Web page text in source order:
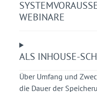
Sicherer
und im Kreisverkehr
Einschleusen
Der neue
Ihr Nutzen
WEBINARE
ALS INHOUSE-
Über Umfang und
die Dauer der